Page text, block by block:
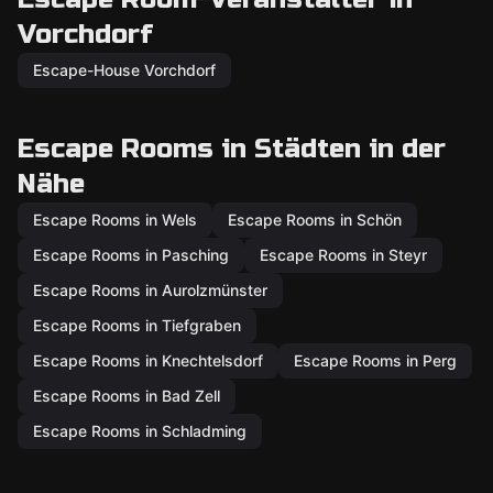
Vorchdorf
Escape-House Vorchdorf
Escape Rooms in Städten in der
Nähe
Escape Rooms in Wels
Escape Rooms in Schön
Escape Rooms in Pasching
Escape Rooms in Steyr
Escape Rooms in Aurolzmünster
Escape Rooms in Tiefgraben
Escape Rooms in Knechtelsdorf
Escape Rooms in Perg
Escape Rooms in Bad Zell
Escape Rooms in Schladming